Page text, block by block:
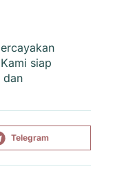
Kami siap
dan
Telegram